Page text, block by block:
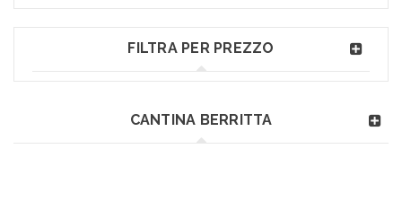
FILTRA PER PREZZO
CANTINA BERRITTA